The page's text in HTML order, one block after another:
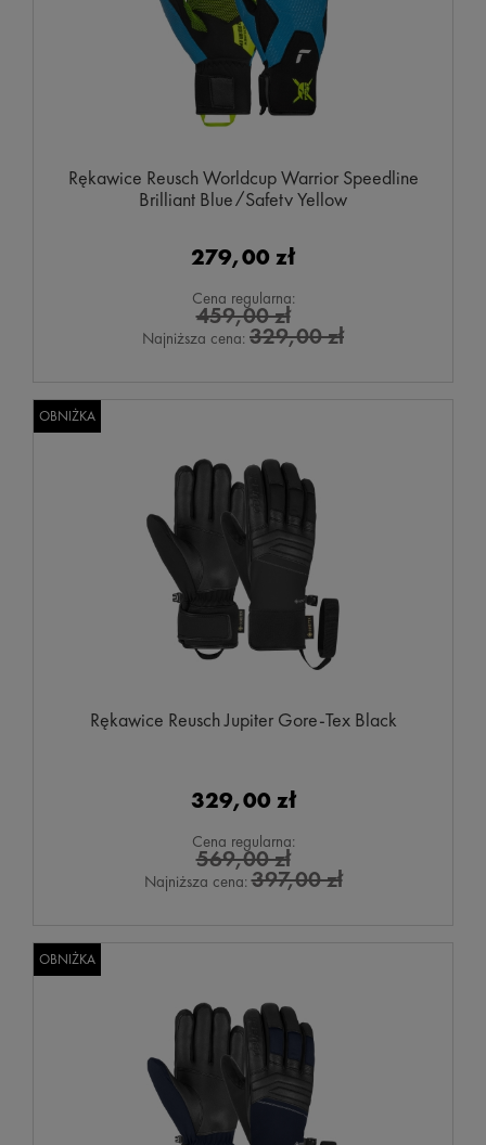
Rękawice Reusch Worldcup Warrior Speedline
Brilliant Blue/Safety Yellow
279,00 zł
Cena regularna:
459,00 zł
Najniższa cena: 329,00 zł
Rękawice Reusch Jupiter Gore-Tex Black
329,00 zł
Cena regularna:
569,00 zł
Najniższa cena:397,00 zł
OBNIŻKA
OBNIŻKA